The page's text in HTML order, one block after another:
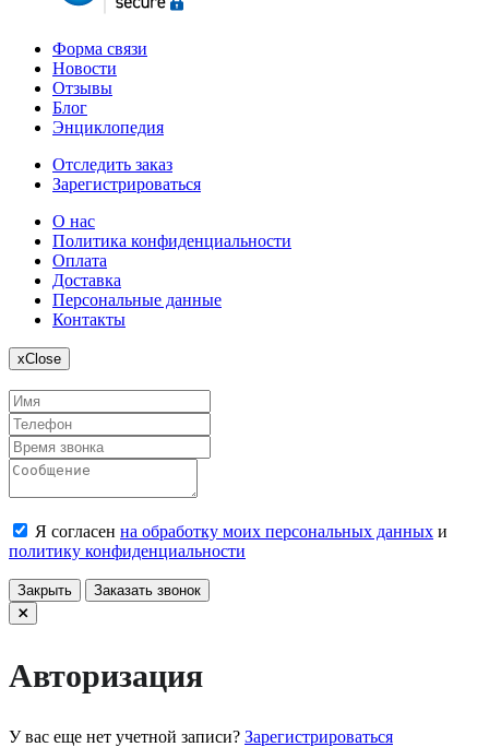
Форма связи
Новости
Отзывы
Блог
Энциклопедия
Отследить заказ
Зарегистрироваться
О нас
Политика конфиденциальности
Оплата
Доставка
Персональные данные
Контакты
xClose
Я согласен на обработку моих персональных данных и
политику конфиденциальности
Закрыть Заказать звонок
Авторизация
У вас еще нет учетной записи? Зарегистрироваться